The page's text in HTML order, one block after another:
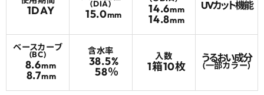
1DAY
(DIA)
15.0mm 14.6mm
14.8mm
UVカット機能
ベースカーブ
(BC)
8.6mm
8.7mm
含水率
38.5%
58％
入数
1箱10枚
うるおい成分
(一部カラー)